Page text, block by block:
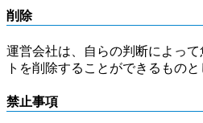
削除
運営会社は、自らの判断によっ
トを削除することができるものと
禁止事項